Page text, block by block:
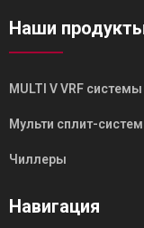
Наши
MULTI V VRF системы
Мульти сплит-
Чиллеры
Навигация